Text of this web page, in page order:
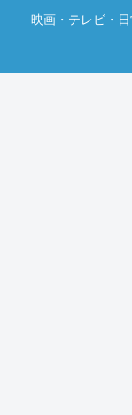
映画・テレビ・